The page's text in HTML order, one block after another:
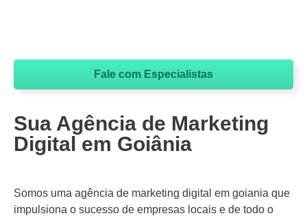
Fale com Especialistas
Sua Agência de Marketing
Digital em Goiânia
Somos uma agência de marketing digital em goiania que
impulsiona o sucesso de empresas locais e de todo o